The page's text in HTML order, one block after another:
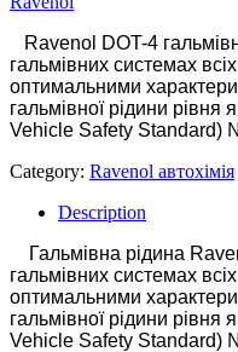
Ravenol DOT-4
гальмівних системах
оптимальними
гальмівної рідини рівня
Vehicle Safety Standard)
Category: Ravenol автохімія
Description
Гальмівна рідина
гальмівних системах
оптимальними
гальмівної рідини рівня
Vehicle Safety Standard)